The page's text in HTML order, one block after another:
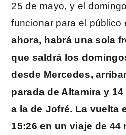
25 de mayo, y el
funcionar para el público
ahora, habrá una sola
que saldrá los
desde Mercedes,
parada de Altamira y
a la de Jofré. La vuelta
15:26 en un viaje de 44